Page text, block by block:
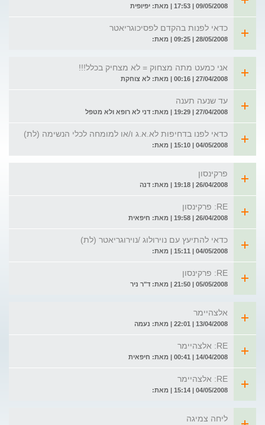
09/05/2008 | 17:53 | מאת: יפיופית
כדאי לפנות בהקדם לפסיכוגריאטר
28/05/2008 | 09:25 | מאת:
אני כמעט מתה מצחוק = לא מצחיק בכלל!!!
27/04/2008 | 00:16 | מאת: לא צוחקת
עד שנעה תענה
27/04/2008 | 19:29 | מאת: דני לא רופא ולא מטפל
כדאי לפנו בדחיפות לא.א.ג ו/או למומחה לכלי הנשימה (לת)
04/05/2008 | 15:10 | מאת:
פרקינסון
26/04/2008 | 19:18 | מאת: דנה
RE: פרקינסון
26/04/2008 | 19:58 | מאת: חיפאית
כדאי להתיעץ עם נוירולוג /נוירוגריאטר (לת)
04/05/2008 | 15:11 | מאת:
RE: פרקינסון
05/05/2008 | 21:50 | מאת: ד"ר ניר
אלצהיימר
13/04/2008 | 22:01 | מאת: נעמה
RE: אלצהיימר
14/04/2008 | 00:41 | מאת: חיפאית
RE: אלצהיימר
04/05/2008 | 15:14 | מאת:
ליחה צמיגה